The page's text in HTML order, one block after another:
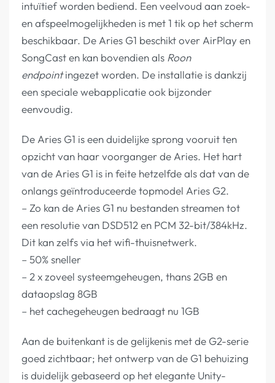
intuïtief worden bediend. Een veelvoud aan zoek-
en afspeelmogelijkheden is met 1 tik op het scherm
beschikbaar. De Aries G1 beschikt over AirPlay en
SongCast en kan bovendien als Roon
endpointingezet worden. De installatie is dankzij
een speciale webapplicatie ook bijzonder
eenvoudig.
De Aries G1 is een duidelijke sprong vooruit ten
opzicht van haar voorganger de Aries. Het hart
van de Aries G1 is in feite hetzelfde als dat van de
onlangs geïntroduceerde topmodel Aries G2.
– Zo kan de Aries G1 nu bestanden streamen tot
een resolutie van DSD512 en PCM 32-bit/384kHz.
Dit kan zelfs via het wifi-thuisnetwerk.
– 50% sneller
– 2 x zoveel systeemgeheugen, thans 2GB en
dataopslag 8GB
– het cachegeheugen bedraagt nu 1GB
Aan de buitenkant is de gelijkenis met de G2-serie
goed zichtbaar; het ontwerp van de G1 behuizing
is duidelijk gebaseerd op het elegante Unity-